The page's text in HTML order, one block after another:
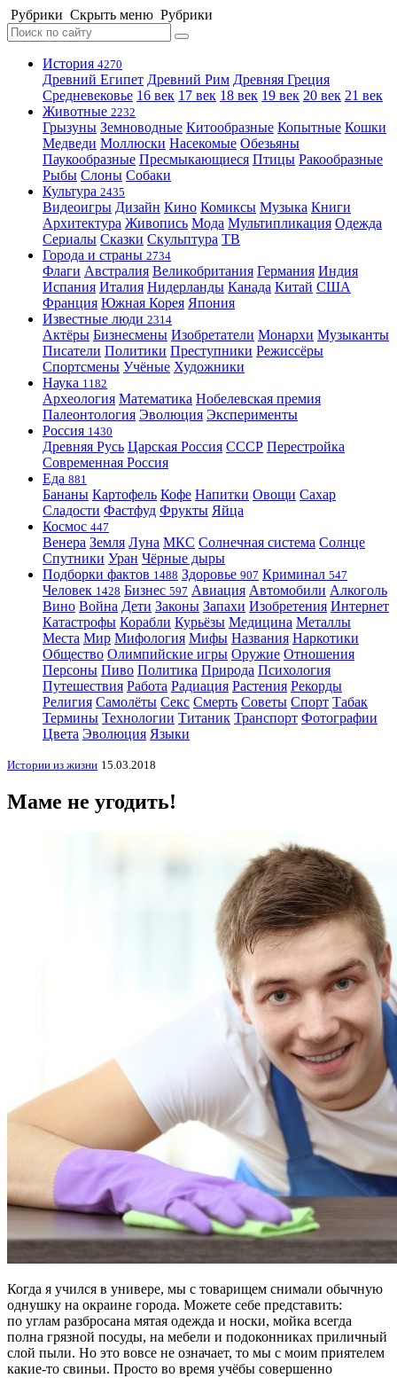
Рубрики Скрыть меню Рубрики
История 4270
Древний Египет Древний Рим Древняя Греция
Средневековье 16 век 17 век 18 век 19 век 20 век 21 век
Животные 2232
Грызуны Земноводные Китообразные Копытные Кошки
Медведи Моллюски Насекомые Обезьяны
Паукообразные Пресмыкающиеся Птицы Ракообразные
Рыбы Слоны Собаки
Культура 2435
Видеоигры Дизайн Кино Комиксы Музыка Книги
Архитектура Живопись Мода Мультипликация Одежда
Сериалы Сказки Скульптура ТВ
Города и страны 2734
Флаги Австралия Великобритания Германия Индия
Испания Италия Нидерланды Канада Китай США
Франция Южная Корея Япония
Известные люди 2314
Актёры Бизнесмены Изобретатели Монархи Музыканты
Писатели Политики Преступники Режиссёры
Спортсмены Учёные Художники
Наука 1182
Археология Математика Нобелевская премия
Палеонтология Эволюция Эксперименты
Россия 1430
Древняя Русь Царская Россия СССР Перестройка
Современная Россия
Еда 881
Бананы Картофель Кофе Напитки Овощи Сахар
Сладости Фастфуд Фрукты Яйца
Космос 447
Венера Земля Луна МКС Солнечная система Солнце
Спутники Уран Чёрные дыры
Подборки фактов 1488 Здоровье 907 Криминал 547
Человек 1428 Бизнес 597 Авиация Автомобили Алкоголь
Вино Война Дети Законы Запахи Изобретения Интернет
Катастрофы Корабли Курьёзы Медицина Металлы
Места Мир Мифология Мифы Названия Наркотики
Общество Олимпийские игры Оружие Отношения
Персоны Пиво Политика Природа Психология
Путешествия Работа Радиация Растения Рекорды
Религия Самолёты Секс Смерть Советы Спорт Табак
Термины Технологии Титаник Транспорт Фотографии
Цвета Эволюция Языки
Истории из жизни 15.03.2018
Маме не угодить!
Когда я учился в универе, мы с товарищем снимали обычную
однушку на окраине города. Можете себе представить:
по углам разбросана мятая одежда и носки, мойка всегда
полна грязной посуды, на мебели и подоконниках приличный
слой пыли. Но это вовсе не означает, то мы с моим приятелем
какие-то свиньи. Просто во время учёбы совершенно